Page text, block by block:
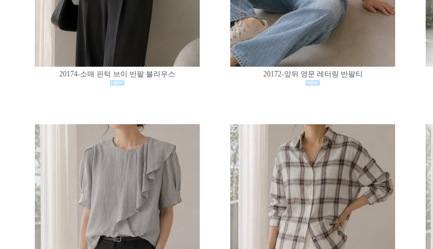
20174-소매 핀턱 브이 반팔 블라우스 20172-앞뒤 영문 레터링 반팔티